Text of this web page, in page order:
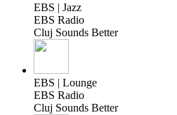
EBS | Jazz
EBS Radio
Cluj Sounds Better
EBS | Lounge
EBS Radio
Cluj Sounds Better